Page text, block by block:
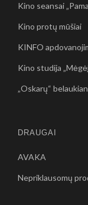
Kino seansai
Kino protų mūšiai
KINFO
Kino studija
„Oskarų“
DRAUGAI
AVAKA
Nepriklausomų